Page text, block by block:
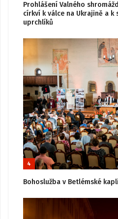
Prohlášení Valného
církví k válce na Ukrajině a k
uprchlíků
4
Bohoslužba v Betlémské